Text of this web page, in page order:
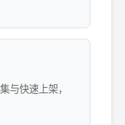
与快速上架，